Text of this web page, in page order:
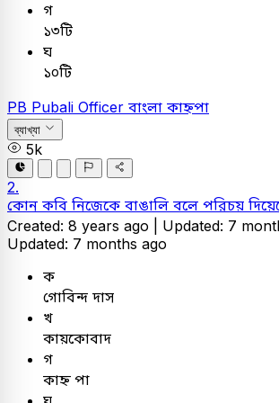
গ
১৩টি
ঘ
১০টি
PB Pubali Officer বাংলা কাহ্নপা
ব্যাখ্যা
5k
2.
কোন কবি নিজেকে বাঙালি বলে পরিচয়
Created: 8 years ago | Updated: 7
Updated: 7 months ago
ক
গোবিন্দ দাস
খ
কায়কোবাদ
গ
কাহ্ন পা